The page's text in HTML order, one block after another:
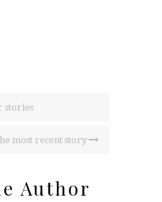
stories
most recent story
Author